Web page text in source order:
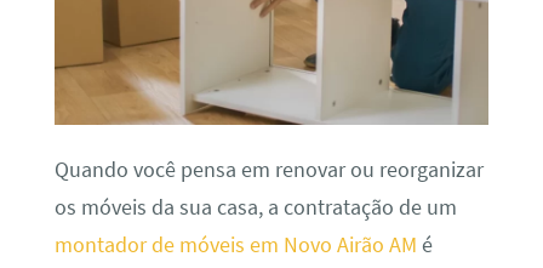
Quando você pensa em renovar ou reorganizar
os móveis da sua casa, a contratação de um
montador de móveis em Novo Airão AM é